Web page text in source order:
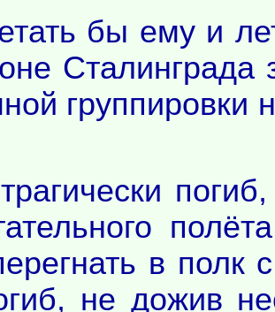
бы ему и
Сталинграда
группировки
в полк
не дожив